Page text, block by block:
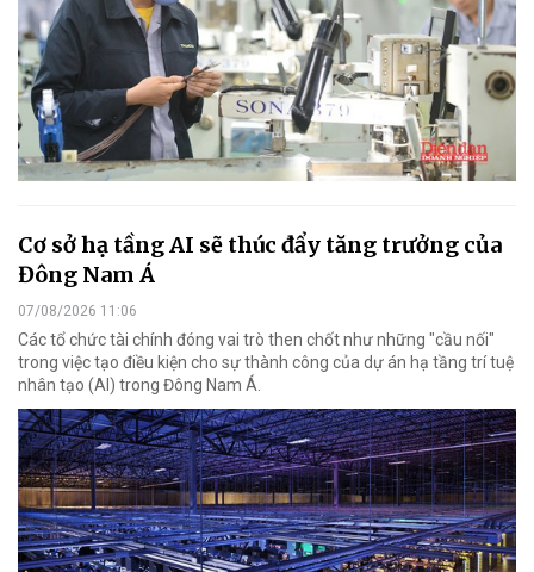
Cơ sở hạ tầng AI sẽ thúc đẩy tăng trưởng của
Đông Nam Á
07/08/2026 11:06
Các tổ chức tài chính đóng vai trò then chốt như những "cầu nối"
trong việc tạo điều kiện cho sự thành công của dự án hạ tầng trí tuệ
nhân tạo (AI) trong Đông Nam Á.